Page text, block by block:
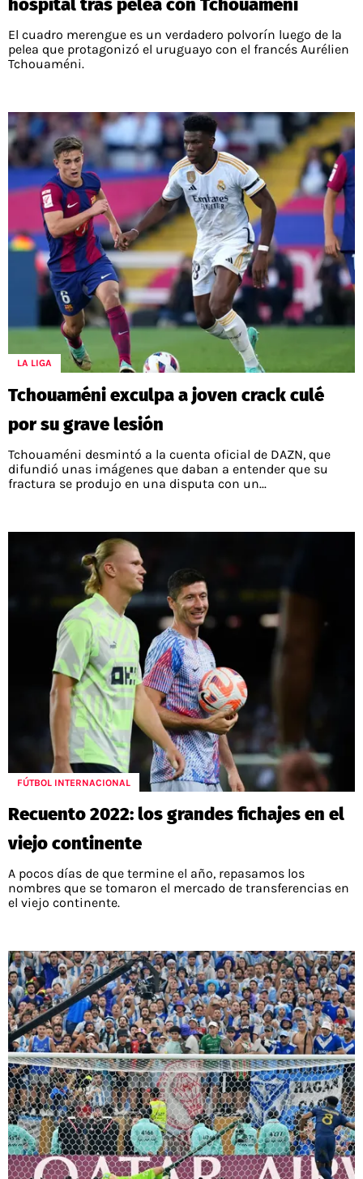
hospital tras pelea con Tchouaméni
El cuadro merengue es un verdadero polvorín luego de la
pelea que protagonizó el uruguayo con el francés Aurélien
Tchouaméni.
LA LIGA
Tchouaméni exculpa a joven crack culé
por su grave lesión
Tchouaméni desmintó a la cuenta oficial de DAZN, que
difundió unas imágenes que daban a entender que su
fractura se produjo en una disputa con un...
FÚTBOL INTERNACIONAL
Recuento 2022: los grandes fichajes en el
viejo continente
A pocos días de que termine el año, repasamos los
nombres que se tomaron el mercado de transferencias en
el viejo continente.